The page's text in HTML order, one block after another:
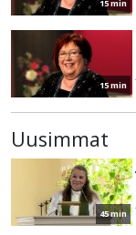
15 min
15 min
Uusimmat
45 min